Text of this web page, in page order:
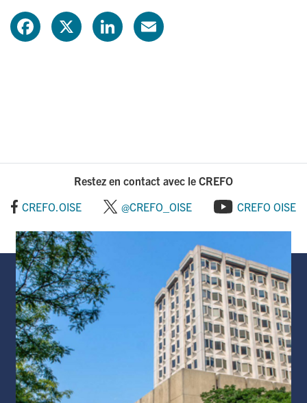
o
k
I
n
Restez en contact avec le CREFO
CREFO.OISE
@CREFO_OISE CREFO OISE